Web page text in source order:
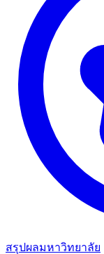
สรุปผลมหาวิทยาลัย